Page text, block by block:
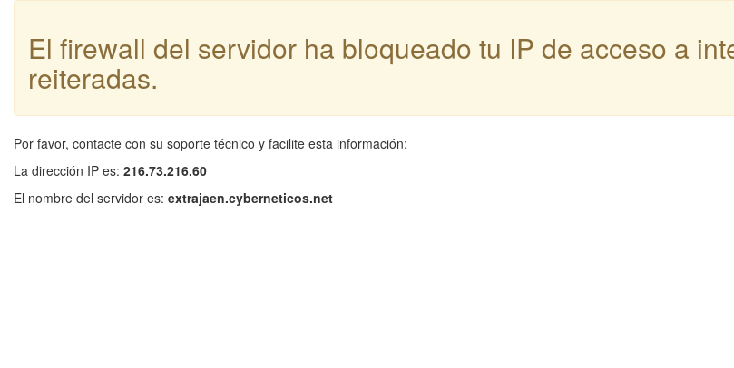
El firewall del servidor ha bloqueado tu IP de acceso a
reiteradas.
Por favor, contacte con su soporte técnico y facilite esta información:
La dirección IP es: 216.73.216.60
El nombre del servidor es: extrajaen.cyberneticos.net